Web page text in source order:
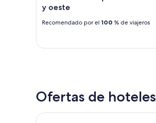
y oeste
Recomendado por el 100 % de viajeros
Ofertas de
Pension Pare Lodge Tahiti